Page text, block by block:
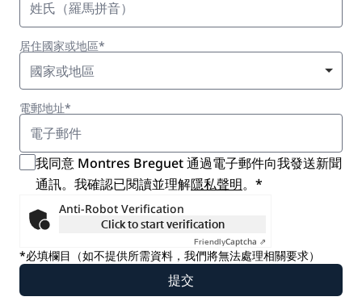
居住國家或地區*
國家或地區
電郵地址*
我同意 Montres Breguet 通過電子郵件向我發送新聞
通訊。我確認已閱讀並理解隱私聲明。*
Anti-Robot Verification
Click to start verification
FriendlyCaptcha ⇗
*必填欄目（如不提供所需資料，我們將無法處理相關要求）